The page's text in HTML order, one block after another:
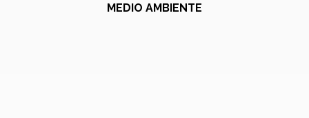
MEDIO AMBIENTE